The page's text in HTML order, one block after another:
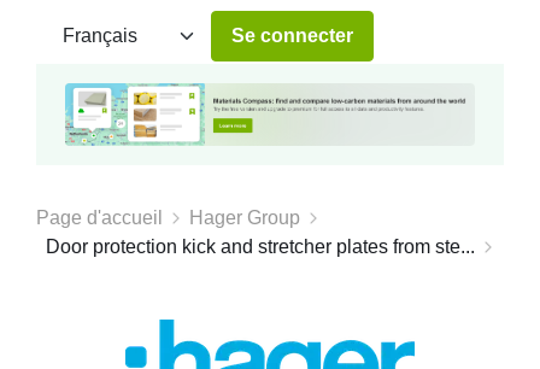
Se connecter
Page d'accueil
Hager Group
Door protection kick and stretcher plates from ste...